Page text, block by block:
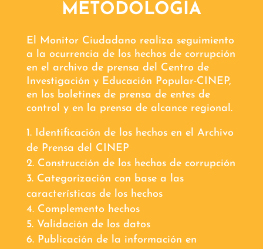
METODOLOGÍA
El Monitor Ciudadano realiza seguimiento
a la ocurrencia de los hechos de corrupción
en el archivo de prensa del Centro de
Investigación y Educación Popular-CINEP,
en los boletines de prensa de entes de
control y en la prensa de alcance regional.
Identificación de los hechos en el Archivo
de Prensa del CINEP
Construcción de los hechos de corrupción
Categorización con base a las
características de los hechos
Complemento hechos
Validación de los datos
Publicación de la información en